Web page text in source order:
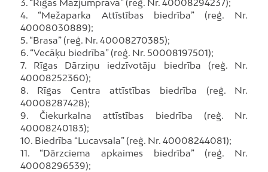
3. “Rīgas Mazjumprava” (reģ. Nr. 40008294237);
4. “Mežaparka Attīstības biedrība” (reģ. Nr.
40008030889);
5. “Brasa” (reģ. Nr. 40008270385);
6. “Vecāķu biedrība” (reģ. Nr. 50008197501);
7. Rīgas Dārziņu iedzīvotāju biedrība (reģ. Nr.
40008252360);
8. Rīgas Centra attīstības biedrība (reģ. Nr.
40008287428);
9. Čiekurkalna attīstības biedrība (reģ. Nr.
40008240183);
10. Biedrība “Lucavsala” (reģ. Nr. 40008244081);
11. “Dārzciema apkaimes biedrība” (reģ. Nr.
40008296539);